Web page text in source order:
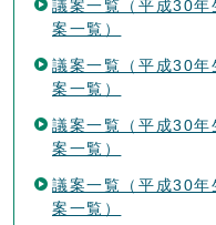
議案一覧（平成30
案一覧）
議案一覧（平成30
案一覧）
議案一覧（平成30
案一覧）
議案一覧（平成30
案一覧）